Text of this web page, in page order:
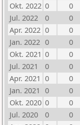
Okt. 2022 0 0
Jul. 2022
0 0
Apr. 2022 0 0
Jan. 2022 0 0
Okt. 2021 0 0
Jul. 2021
0 0
Apr. 2021 0 0
Jan. 2021 0 0
Okt. 2020 0 0
Jul. 2020
0 0